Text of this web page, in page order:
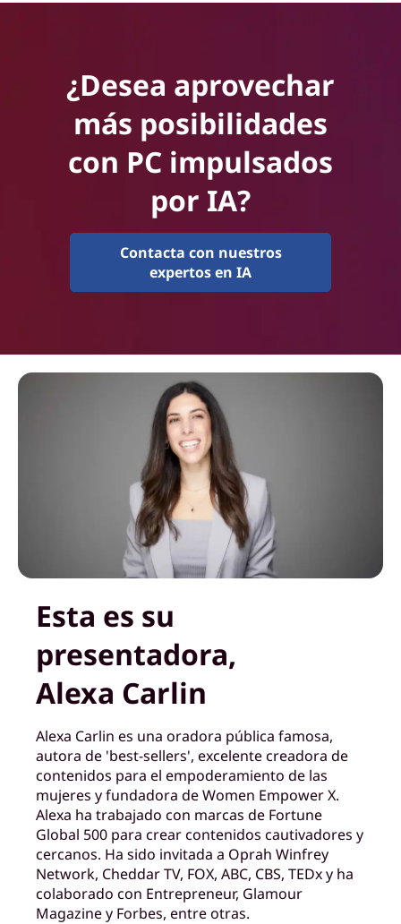
¿Desea aprovechar
más posibilidades
con PC impulsados
por IA?
Contacta con nuestros
expertos en IA
Esta es su
presentadora,
Alexa Carlin
Alexa Carlin es una oradora pública famosa,
autora de 'best-sellers', excelente creadora de
contenidos para el empoderamiento de las
mujeres y fundadora de Women Empower X.
Alexa ha trabajado con marcas de Fortune
Global 500 para crear contenidos cautivadores y
cercanos. Ha sido invitada a Oprah Winfrey
Network, Cheddar TV, FOX, ABC, CBS, TEDx y ha
colaborado con Entrepreneur, Glamour
Magazine y Forbes, entre otras.